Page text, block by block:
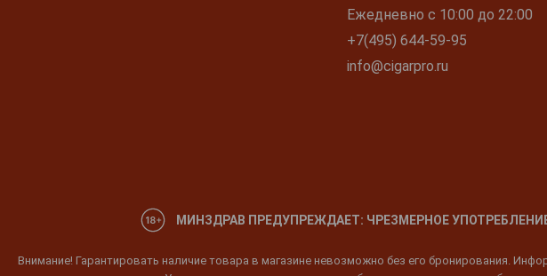
Ежедневно с 10:00 до 22:00
+7(495) 644-59-95
info@cigarpro.ru
МИНЗДРАВ ПРЕДУПРЕЖДАЕТ: ЧРЕЗМЕРНОЕ
Внимание! Гарантировать наличие товара в магазине невозможно без его бронирования.